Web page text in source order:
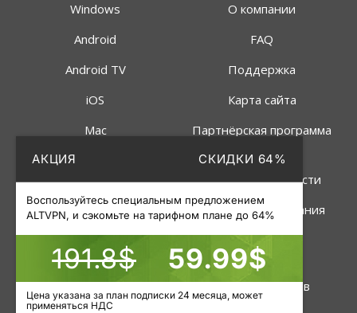
АКЦИЯ СКИДКИ 64%
Воспользуйтесь специальным предложением
ALTVPN, и сэкомьте на тарифном плане до 64%
191.8$ 59.99$
Цена указана за план подписки 24 месяца, может
применяться НДС
Windows
Android
Android TV
iOS
Mac
О компании
FAQ
Поддержка
Карта сайта
Партнёрская программа
Политика
конфиденциальности
Правила пользования
Услуги
VPN
Инструменты
Статус серверов